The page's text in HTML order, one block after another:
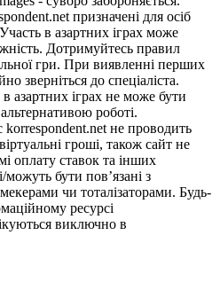
призначені для осіб
в азартних іграх може
Дотримуйтесь правил
гри. При виявленні перших
зверніться до спеціаліста.
азартних іграх не може бути
роботі.
не проводить
гроші, також сайт не
оплату ставок та інших
можуть бути пов’язані з
чи тоталізаторами. Будь-
ресурсі
виключно в